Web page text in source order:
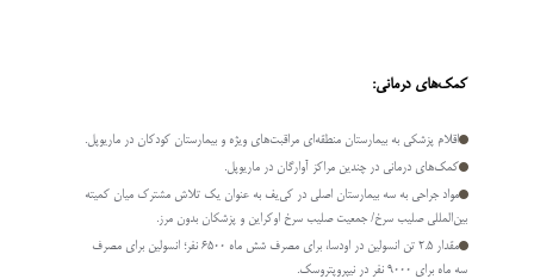
کمک‌­های درمانی:
اقلام پزشکی به بیمارستان منطقه‌­ای مراقبت‌­های ویژه و بیمارستان کودکان در ماریوپل.
کمک­‌های درمانی در چندین مراکز آوارگان در ماریوپل.
مواد جراحی به سه بیمارستان اصلی در کی‌­یف به عنوان یک تلاش مشترک میان کمیته
بین‌­المللی صلیب سرخ/ جمعیت صلیب سرخ اوکراین و پزشکان بدون مرز.
مقدار 2.5 تن انسولین در اودسا، برای مصرف شش ماه 6500 نفر؛ انسولین برای مصرف
سه ماه برای 9000 نفر در نیپروپتروسک.